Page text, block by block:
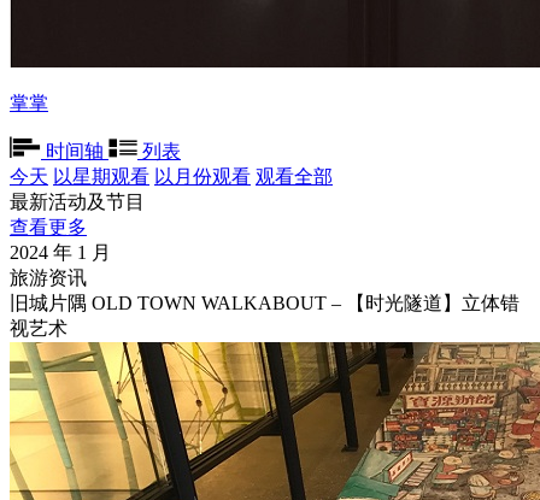
掌掌
时间轴
列表
今天 以星期观看 以月份观看 观看全部
最新活动及节目
查看更多
2024 年 1 月
旅游资讯
旧城片隅 OLD TOWN WALKABOUT – 【时光隧道】立体错
视艺术